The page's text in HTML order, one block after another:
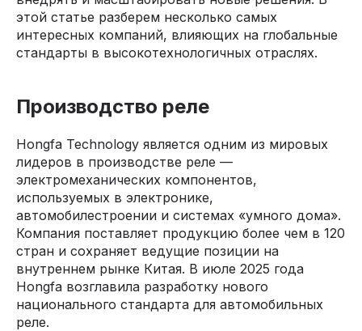
этой статье разберем несколько самых
интересных компаний, влияющих на глобальные
стандарты в высокотехнологичных отраслях.
Производство реле
Hongfa Technology является одним из мировых
лидеров в производстве реле —
электромеханических компонентов,
используемых в электронике,
автомобилестроении и системах «умного дома».
Компания поставляет продукцию более чем в 120
стран и сохраняет ведущие позиции на
внутреннем рынке Китая. В июле 2025 года
Hongfa возглавила разработку нового
национального стандарта для автомобильных
реле.